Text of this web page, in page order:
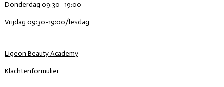
Donderdag 09:30- 19:00
Vrijdag 09:30-19:00/lesdag
Ligeon Beauty Academy
Klachtenformulier